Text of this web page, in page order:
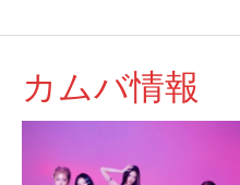
カムバ情報